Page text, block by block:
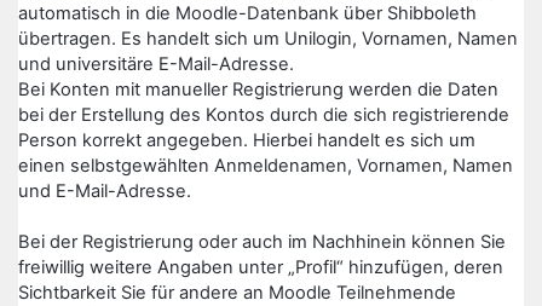
automatisch in die Moodle-Datenbank über Shibboleth
übertragen. Es handelt sich um Unilogin, Vornamen, Namen
und universitäre E-Mail-Adresse.
Bei Konten mit manueller Registrierung werden die Daten
bei der Erstellung des Kontos durch die sich registrierende
Person korrekt angegeben. Hierbei handelt es sich um
einen selbstgewählten Anmeldenamen, Vornamen, Namen
und E-Mail-Adresse.
Bei der Registrierung oder auch im Nachhinein können Sie
freiwillig weitere Angaben unter „Profil“ hinzufügen, deren
Sichtbarkeit Sie für andere an Moodle Teilnehmende